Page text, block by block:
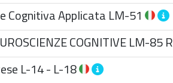
Cognitiva Applicata LM-51
COGNITIVELM-85 R
L-14- L-18